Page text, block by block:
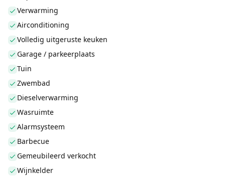
Verwarming
Airconditioning
Volledig uitgeruste keuken
Garage / parkeerplaats
Tuin
Zwembad
Dieselverwarming
Wasruimte
Alarmsysteem
Barbecue
Gemeubileerd verkocht
Wijnkelder